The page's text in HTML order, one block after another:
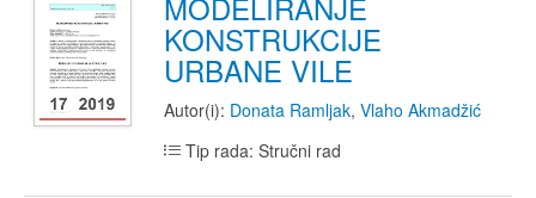
KONSTRUKCIJE
URBANE VILE
Autor(i): Donata Ramljak, Vlaho Akmadžić
Tip rada: Stručni rad